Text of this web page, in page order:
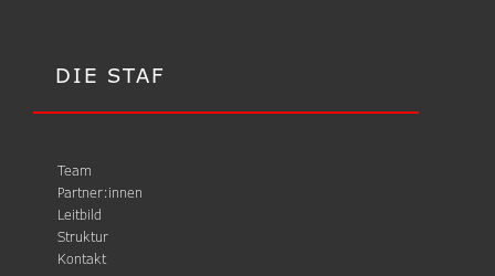
DIE STAF
Team
Partner:innen
Leitbild
Struktur
Kontakt